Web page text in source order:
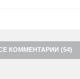
КОММЕНТАРИИ (54)